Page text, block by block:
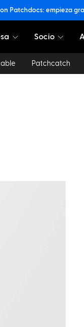
Patchdocs: empieza
Socio
Patchcatch